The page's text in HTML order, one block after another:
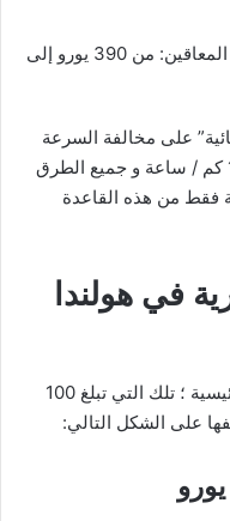
وقوف السيارات في ساحة انتظار المعاقين: من 390 يورو إلى
على مخالفة السرعة
زيادة 3 كم / ساعة الطرق السريعة 130 كم / ساعة و جميع الطرق
فقط من هذه القاعدة
في هولندا
يمكن تقسيم الغرامات إلى ثلاث فئات رئيسية ؛ تلك التي تبلغ 100